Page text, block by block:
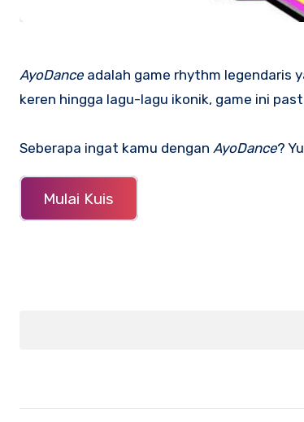
AyoDance adalah game rhythm legendaris
keren hingga lagu-lagu ikonik, game ini
Seberapa ingat kamu dengan AyoDance?
Mulai Kuis